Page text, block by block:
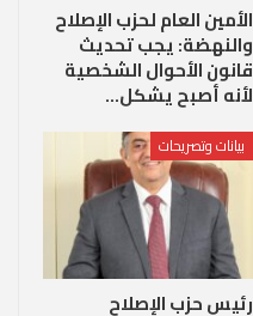
الأمين العام لحزب الإصلاح
والنهضة: يجب تحديث
قانون الأحوال الشخصية
لأنه أصبح يشكل…
بيانات وتصريحات
رئيس حزب الإصلاح